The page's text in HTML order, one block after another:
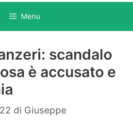
Menu
scandalo
è accusato e
di Giuseppe